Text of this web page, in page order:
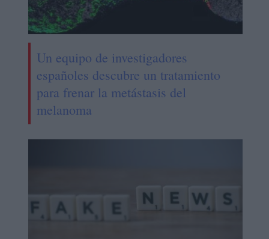
Un equipo de investigadores
españoles descubre un tratamiento
para frenar la metástasis del
melanoma